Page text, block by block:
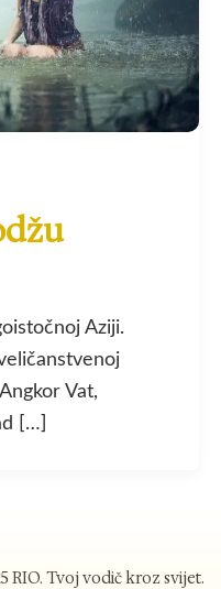
Aziji.
Vat,
[…]
RIO. Tvoj vodič kroz svijet.